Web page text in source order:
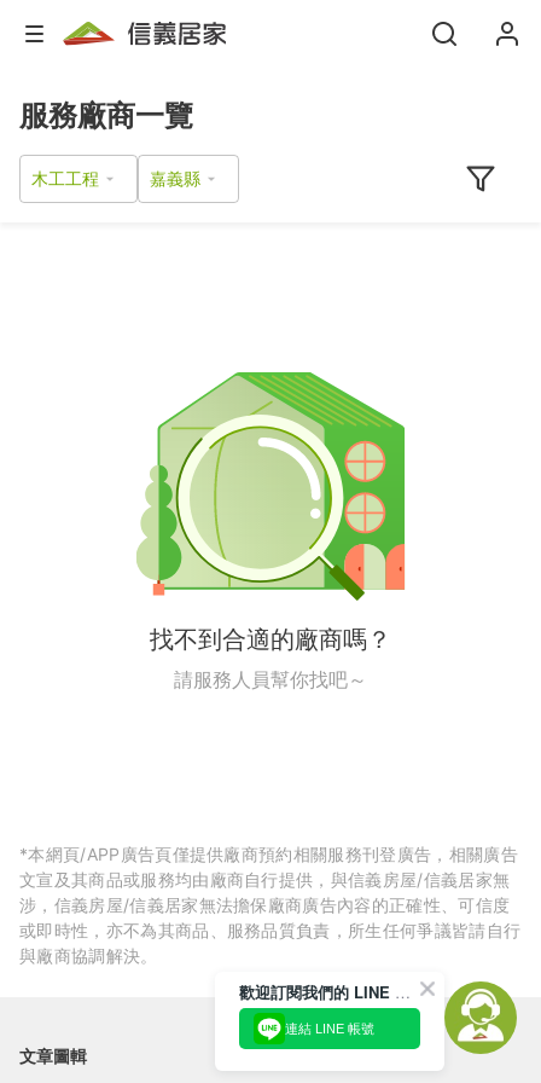
服務廠商一覽
木工工程
找不到合適的廠商嗎？
請服務人員幫你找吧～
*本網頁/APP廣告頁僅提供廠商預約相關服務刊登廣告，相關廣告
文宣及其商品或服務均由廠商自行提供，與信義房屋/信義居家無
涉，信義房屋/信義居家無法擔保廠商廣告內容的正確性、可信度
或即時性，亦不為其商品、服務品質負責，所生任何爭議皆請自行
與廠商協調解決。
文章圖輯
歡迎訂閱我們的 LINE 官方帳號
連結 LINE 帳號